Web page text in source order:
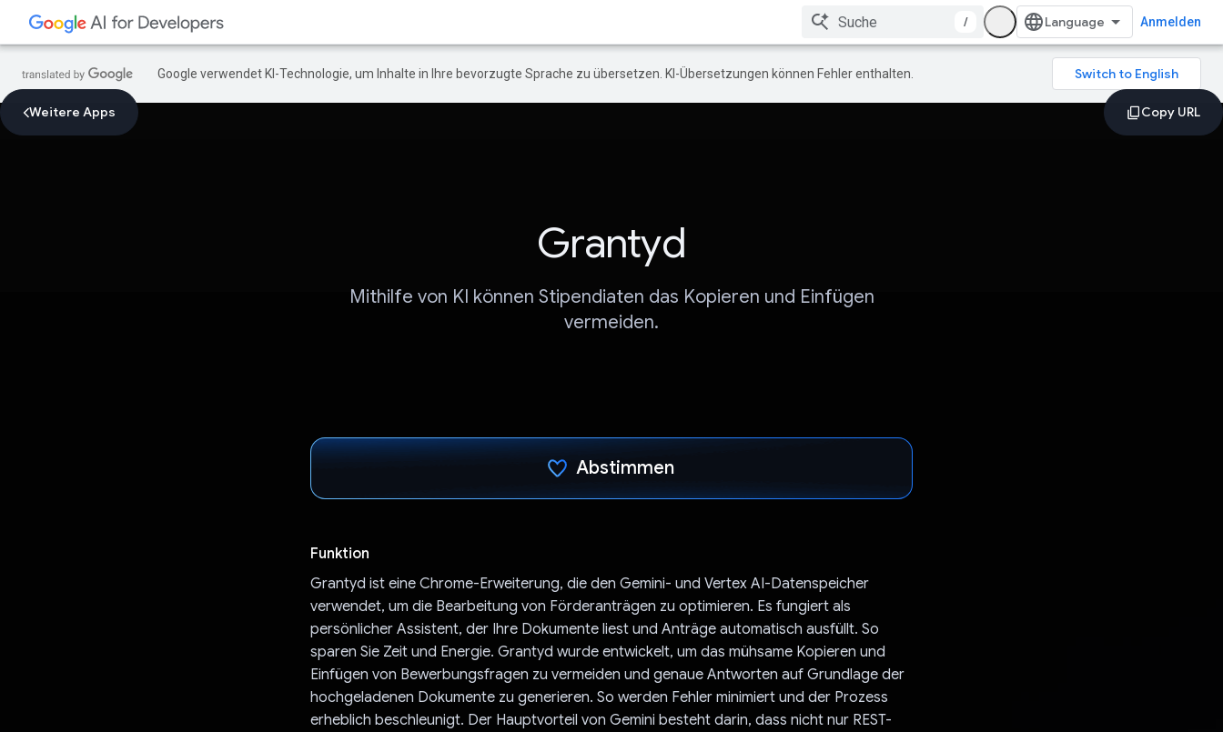
/ Anmelden
Google verwendet KI-Technologie, um Inhalte in Ihre bevorzugte Sprache zu übersetzen. KI-Übersetzungen können Fehler enthalten.
Weitere Apps
Grantyd
Mithilfe von KI können Stipendiaten das Kopieren und Einfügen
vermeiden.
Abstimmen
Funktion
Grantyd ist eine Chrome-Erweiterung, die den Gemini- und Vertex AI-Datenspeicher
verwendet, um die Bearbeitung von Förderanträgen zu optimieren. Es fungiert als
persönlicher Assistent, der Ihre Dokumente liest und Anträge automatisch ausfüllt. So
sparen Sie Zeit und Energie. Grantyd wurde entwickelt, um das mühsame Kopieren und
Einfügen von Bewerbungsfragen zu vermeiden und genaue Antworten auf Grundlage der
hochgeladenen Dokumente zu generieren. So werden Fehler minimiert und der Prozess
erheblich beschleunigt. Der Hauptvorteil von Gemini besteht darin, dass nicht nur REST-